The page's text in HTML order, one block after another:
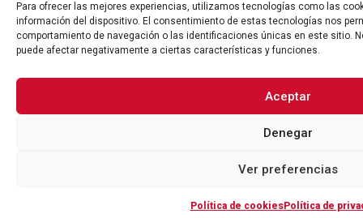
Para ofrecer las mejores experiencias, utilizamos tecnologías como las
información del dispositivo. El consentimiento de estas tecnologías nos
comportamiento de navegación o las identificaciones únicas en este sitio.
puede afectar negativamente a ciertas características y funciones.
Aceptar
Denegar
Ver preferencias
Política de cookiesPolítica de